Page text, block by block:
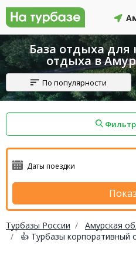
База отдыха для
отдыха в
По популярности
Турбазы России
Амурская
👍 Турбазы корпоративный
Смоленский район
Красноборский район